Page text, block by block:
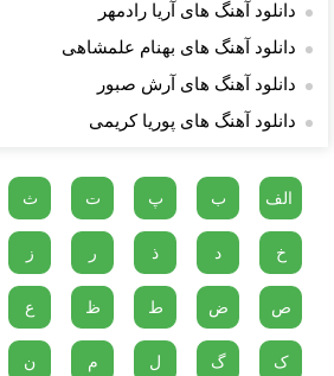
دانلود آهنگ های آریا رادمهر
دانلود آهنگ های بهنام علمشاهی
دانلود آهنگ های آرش صبور
دانلود آهنگ های پوریا کریمی
الف ب پ ت ث
خ د ذ ر ز
ص ض ط ظ ع
ک گ ل م ن